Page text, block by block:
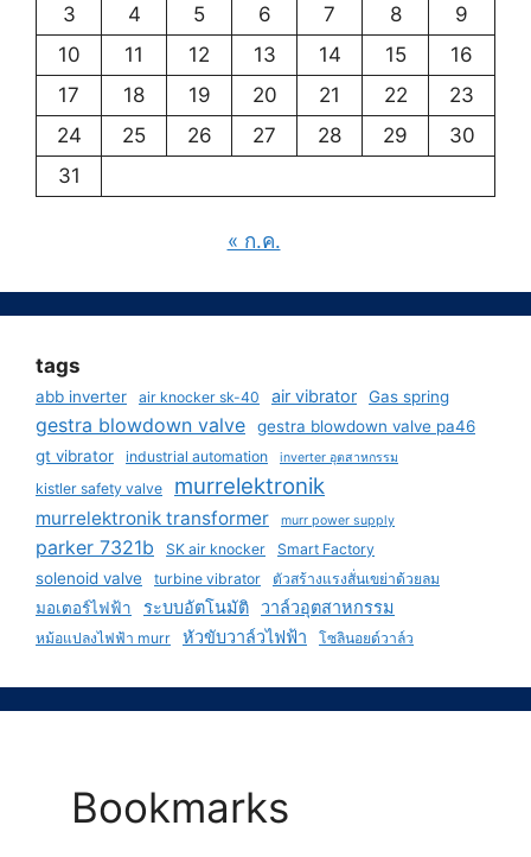
3
4 5 6 7 8
9
10
11 12 13 14 15
16
17
18 19 20 21 22
23
24
25 26 27 28 29
30
31
« ก.ค.
tags
abb inverter air knocker sk-40 air vibrator Gas spring
gestra blowdown valve
gestra blowdown valve pa46
gt vibrator
industrial automation inverter อุตสาหกรรม
kistler safety valve murrelektronik
murrelektronik transformer murr power supply
parker 7321b SK air knocker Smart Factory
solenoid valve turbine vibrator ตัวสร้างแรงสั่นเขย่าด้วยลม
มอเตอร์ไฟฟ้า ระบบอัตโนมัติ วาล์วอุตสาหกรรม
หม้อแปลงไฟฟ้า murr หัวขับวาล์วไฟฟ้า โซลินอยด์วาล์ว
Bookmarks